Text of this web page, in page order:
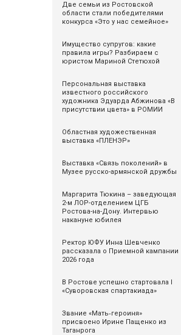
Две семьи из Ростовской
области стали победителями
конкурса «Это у нас семейное»
Имущество супругов: какие
правила игры? Разбираем с
юристом Мариной Стетюхой
Персональная выставка
известного российского
художника Эдуарда Абжинова «В
присутствии цвета» в РОМИИ
Областная художественная
выставка «ПЛЕНЭР»
Выставка «Связь поколений» в
Музее русско-армянской дружбы
Маргарита Тюкина – заведующая
2-м ЛОР-отделением ЦГБ
Ростова-на-Дону. Интервью
накануне юбилея
Ректор ЮФУ Инна Шевченко
рассказала о Приемной кампании
2026 года
В Ростове успешно стартовала I
«Суворовская спартакиада»
Звание «Мать‑героиня»
присвоено Ирине Пащенко из
Таганрога